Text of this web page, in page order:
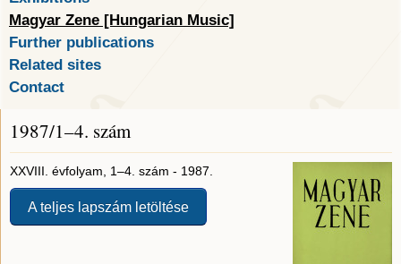
Magyar Zene [Hungarian Music]
Further publications
Related sites
Contact
1987/1–4. szám
XXVIII. évfolyam, 1–4. szám - 1987.
A teljes lapszám letöltése